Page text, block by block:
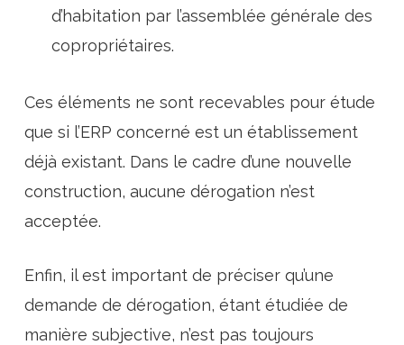
d’habitation par l’assemblée générale des
copropriétaires.
Ces éléments ne sont recevables pour étude
que si l’ERP concerné est un établissement
déjà existant. Dans le cadre d’une nouvelle
construction, aucune dérogation n’est
acceptée.
Enfin, il est important de préciser qu’une
demande de dérogation, étant étudiée de
manière subjective, n’est pas toujours